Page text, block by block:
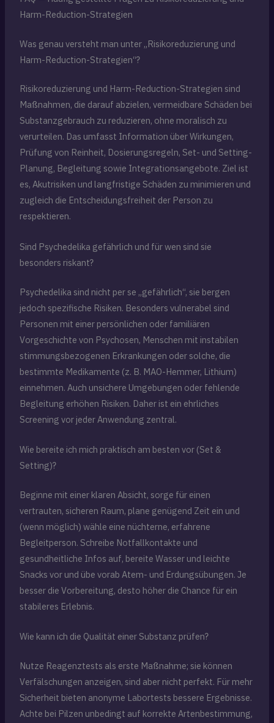
Harm-Reduction-Strategien
Was genau versteht man unter „Risikoreduzierung und
Harm-Reduction-Strategien“?
Risikoreduzierung und Harm-Reduction-Strategien sind
Maßnahmen, die darauf abzielen, vermeidbare Schäden bei
Substanzgebrauch zu reduzieren, ohne moralisch zu
verurteilen. Das umfasst Information über Wirkungen,
Prüfung von Reinheit, Dosierungsregeln, Set- und Setting-
Planung, Begleitung sowie Integrationsangebote. Ziel ist
es, Akutrisiken und langfristige Schäden zu minimieren und
zugleich die Entscheidungsfreiheit der Person zu
respektieren.
Sind Psychedelika gefährlich und für wen sind sie
besonders riskant?
Psychedelika sind nicht per se „gefährlich“, sie bergen
jedoch spezifische Risiken. Besonders vulnerabel sind
Personen mit einer persönlichen oder familiären
Vorgeschichte von Psychosen, Menschen mit instabilen
stimmungsbezogenen Erkrankungen oder solche, die
bestimmte Medikamente (z. B. MAO-Hemmer, Lithium)
einnehmen. Auch unsichere Umgebungen oder fehlende
Begleitung erhöhen Risiken. Daher ist ein ehrliches
Screening vor jeder Anwendung zentral.
Wie bereite ich mich praktisch am besten vor (Set &
Setting)?
Beginne mit einer klaren Absicht, sorge für einen
vertrauten, sicheren Raum, plane genügend Zeit ein und
(wenn möglich) wähle eine nüchterne, erfahrene
Begleitperson. Schreibe Notfallkontakte und
gesundheitliche Infos auf, bereite Wasser und leichte
Snacks vor und übe vorab Atem- und Erdungsübungen. Je
besser die Vorbereitung, desto höher die Chance für ein
stabileres Erlebnis.
Wie kann ich die Qualität einer Substanz prüfen?
Nutze Reagenztests als erste Maßnahme; sie können
Verfälschungen anzeigen, sind aber nicht perfekt. Für mehr
Sicherheit bieten anonyme Labortests bessere Ergebnisse.
Achte bei Pilzen unbedingt auf korrekte Artenbestimmung,